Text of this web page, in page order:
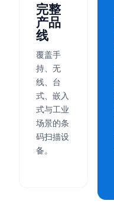
完整
产品
线
覆盖手
持、无
线、台
式、嵌入
式与工业
场景的条
码扫描设
备。